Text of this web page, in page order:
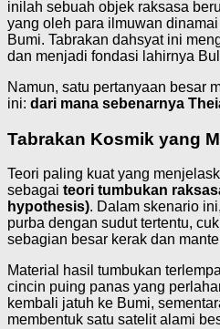
inilah sebuah objek raksasa
yang oleh para ilmuwan dinamai
Bumi. Tabrakan dahsyat ini
dan menjadi fondasi lahirnya
Namun, satu pertanyaan besar
ini: dari mana sebenarnya
Tabrakan Kosmik yang
Teori paling kuat yang
sebagai teori tumbukan
hypothesis). Dalam skenario
purba dengan sudut tertentu,
sebagian besar kerak dan
Material hasil tumbukan
cincin puing panas yang
kembali jatuh ke Bumi,
membentuk satu satelit alami